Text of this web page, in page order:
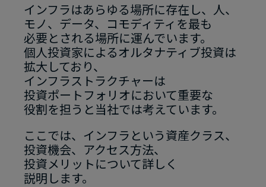
インフラは​あらゆる​場所に​存在し、​人、​
モノ、​データ、​コモディティを​最も​
必要と​される​場所に​運んでいます。​
個人投資家に​よる​オルタナティブ投資は​
拡大しており、​
インフラストラクチャーは​
投資ポートフォリオに​おいて​重要な​
役割を​担うと​当社では​考えています。
ここでは、​インフラと​いう​資産クラス、​
投資機会、​アクセス方​法、​
投資メリットに​ついて​詳しく​
説明します。